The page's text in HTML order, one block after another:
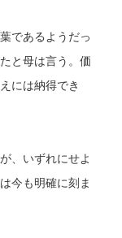
であるようだっ
と母は言う。価
には納得でき
、いずれにせよ
今も明確に刻ま